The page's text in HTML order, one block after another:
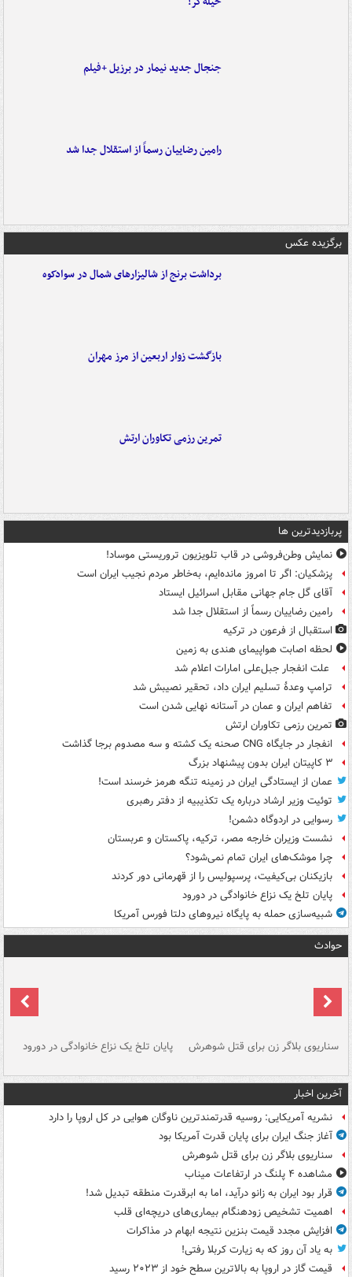
جنجال جدید نیمار در برزیل +فیلم
رامین رضاییان رسماً از استقلال جدا شد
برگزیده عکس
برداشت برنج از شالیزارهای شمال در سوادکوه
بازگشت زوار اربعین از مرز مهران
تمرین رزمی تکاوران ارتش
پربازدیدترین ها
نمایش وطن‌فروشی در قاب تلویزیون تروریستی موساد!
پزشکیان: اگر تا امروز مانده‌ایم، به‌خاطر مردم نجیب ایران است
آقای گل جام جهانی مقابل اسرائیل ایستاد
رامین رضاییان رسماً از استقلال جدا شد
استقبال از فرعون در ترکیه
لحظه اصابت هواپیمای هندی به زمین
علت انفجار جبل‌علی امارات اعلام شد
ترامپ وعدۀ تسلیم ایران داد، تحقیر نصیبش شد
تفاهم ایران و عمان در آستانه نهایی شدن است
تمرین رزمی تکاوران ارتش
انفجار در جایگاه CNG صحنه یک کشته و سه مصدوم برجا گذاشت
۳ کاپیتان ایران بدون پیشنهاد بزرگ
عمان از ایستادگی ایران در زمینه تنگه هرمز خرسند است!
توئیت وزیر ارشاد درباره یک تکذیبیه از دفتر رهبری
رسوایی در اردوگاه دشمن!
نشست وزیران خارجه مصر، ترکیه، پاکستان و عربستان
چرا موشک‌های ایران تمام نمی‌شود؟
بازیکنان بی‌کیفیت، پرسپولیس را از قهرمانی دور کردند
پایان تلخ یک نزاع خانوادگی در دورود
شبیه‌سازی حمله به پایگاه نیروهای دلتا فورس آمریکا
حوادث
سناریوی بلاگر زن برای قتل شوهرش پایان تلخ یک نزاع خانوادگی در دورود
آخرین اخبار
نشریه آمریکایی: روسیه قدرتمندترین ناوگان هوایی در کل اروپا را دارد
آغاز جنگ ایران برای پایان قدرت آمریکا بود
سناریوی بلاگر زن برای قتل شوهرش
مشاهده ۴ پلنگ در ارتفاعات میناب
قرار بود ایران به زانو درآید، اما به ابرقدرت منطقه تبدیل شد!
اهمیت تشخیص زودهنگام بیماری‌های دریچه‌ای قلب
افزایش مجدد قیمت بنزین نتیجه ابهام در مذاکرات
به یاد آن روز که به زیارت کربلا رفتی!
قیمت گاز در اروپا به بالاترین سطح خود از ۲۰۲۳ رسید